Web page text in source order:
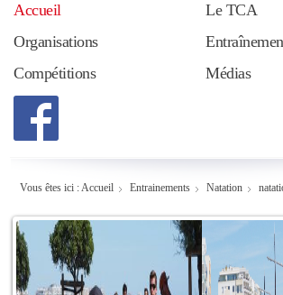
Accueil
Le TCA
Organisations
Compétitions
Médias
Vous êtes ici :Accueil Entrainements Natation